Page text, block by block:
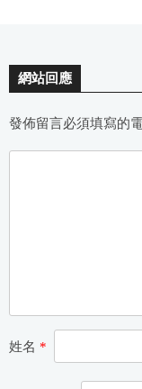
網站回應
發佈留言必須填寫的
姓名 *